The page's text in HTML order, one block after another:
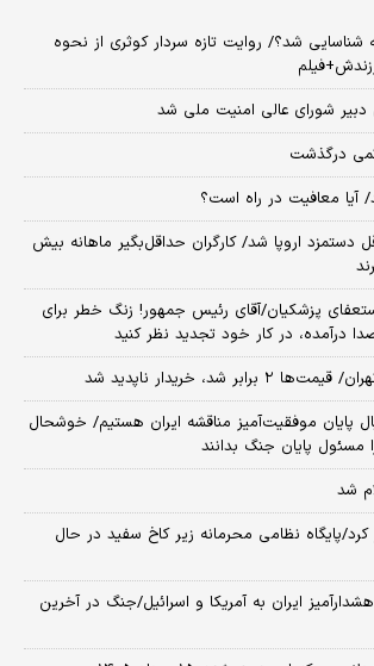
شناسایی شد؟/ روایت تازه سردار کوثری از نحوه
شورای عالی امنیت ملی شد
درگذشت
آیا معافیت در راه است؟
دستمزد اروپا شد/ کارگران حداقل‌بگیر ماهانه بیش
پزشکیان/آقای رئیس جمهور! زنگ خطر برای
درآمده، در کار خود تجدید نظر کنید
شد، خریدار ناپدید شد
پایان موفقیت‌آمیز مناقشه ایران هستیم/ خوشحال
مسئول پایان جنگ بدانند
شد
کرد/پایگاه نظامی محرمانه زیر کاخ سفید در حال
ایران به آمریکا و اسرائیل/جنگ در آخرین